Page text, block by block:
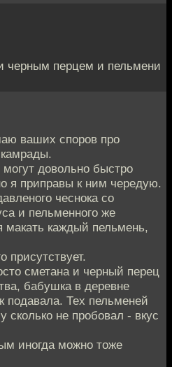
черным перцем и пельмени
ваших споров про
довольно быстро
я приправы к ним чередую.
чеснока со
и пельменного же
макать каждый пельмень,
присутствует.
сметана и черный перец
бабушка в деревне
подавала. Тех пельменей
не пробовал - вкус
иногда можно тоже